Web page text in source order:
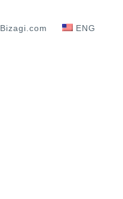
Bizagi.com ENG